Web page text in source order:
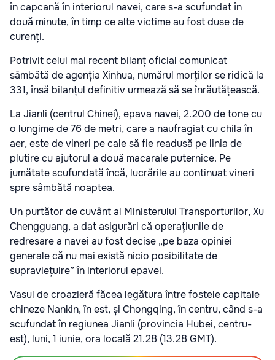
în capcană în interiorul navei, care s-a scufundat în
două minute, în timp ce alte victime au fost duse de
curenți.
Potrivit celui mai recent bilanț oficial comunicat
sâmbătă de agenția Xinhua, numărul morților se ridică la
331, însă bilanțul definitiv urmează să se înrăutățească.
La Jianli (centrul Chinei), epava navei, 2.200 de tone cu
o lungime de 76 de metri, care a naufragiat cu chila în
aer, este de vineri pe cale să fie readusă pe linia de
plutire cu ajutorul a două macarale puternice. Pe
jumătate scufundată încă, lucrările au continuat vineri
spre sâmbătă noaptea.
Un purtător de cuvânt al Ministerului Transporturilor, Xu
Chengguang, a dat asigurări că operațiunile de
redresare a navei au fost decise „pe baza opiniei
generale că nu mai există nicio posibilitate de
supraviețuire” în interiorul epavei.
Vasul de croazieră făcea legătura între fostele capitale
chineze Nankin, în est, și Chongqing, în centru, când s-a
scufundat în regiunea Jianli (provincia Hubei, centru-
est), luni, 1 iunie, ora locală 21.28 (13.28 GMT).